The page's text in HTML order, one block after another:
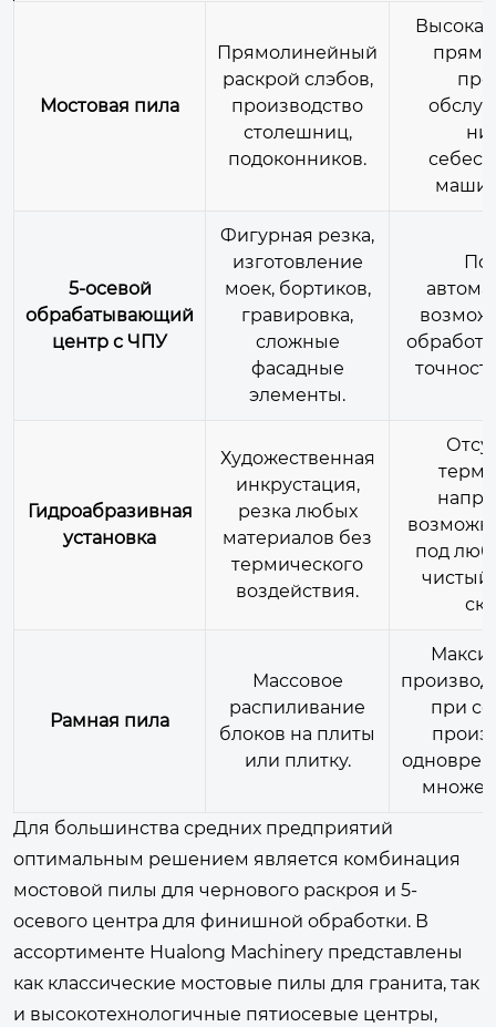
Мостовая пила
Прямолинейный
раскрой слэбов,
производство
столешниц,
подоконников.
5-осевой
обрабатывающий
центр с ЧПУ
Фигурная резка,
изготовление
моек, бортиков,
гравировка,
сложные
фасадные
элементы.
Гидроабразивная
установка
Художественная
инкрустация,
резка любых
материалов без
термического
воздействия.
под
чистый
Рамная пила
Массовое
распиливание
блоков на плиты
или плитку.
при
Для большинства средних предприятий
оптимальным решением является комбинация
мостовой пилы для чернового раскроя и 5-
осевого центра для финишной обработки. В
ассортименте Hualong Machinery представлены
как классические мостовые пилы для гранита, так
и высокотехнологичные пятиосевые центры,